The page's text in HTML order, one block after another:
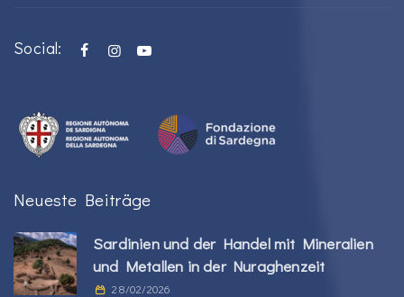
Social:
Neueste Beiträge
Sardinien und der Handel mit Mineralien
und Metallen in der Nuraghenzeit
28/02/2026